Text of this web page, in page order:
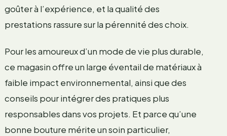
goûter à l’expérience, et la qualité des
prestations rassure sur la pérennité des choix.
Pour les amoureux d’un mode de vie plus durable,
ce magasin offre un large éventail de matériaux à
faible impact environnemental, ainsi que des
conseils pour intégrer des pratiques plus
responsables dans vos projets. Et parce qu’une
bonne bouture mérite un soin particulier,